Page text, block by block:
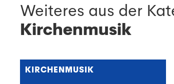
Weiteres aus der
Kirchenmusik
KIRCHENMUSIK